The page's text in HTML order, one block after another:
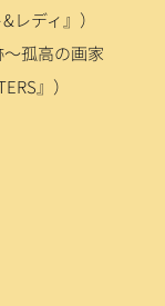
レディ』）
孤高の画家
』）